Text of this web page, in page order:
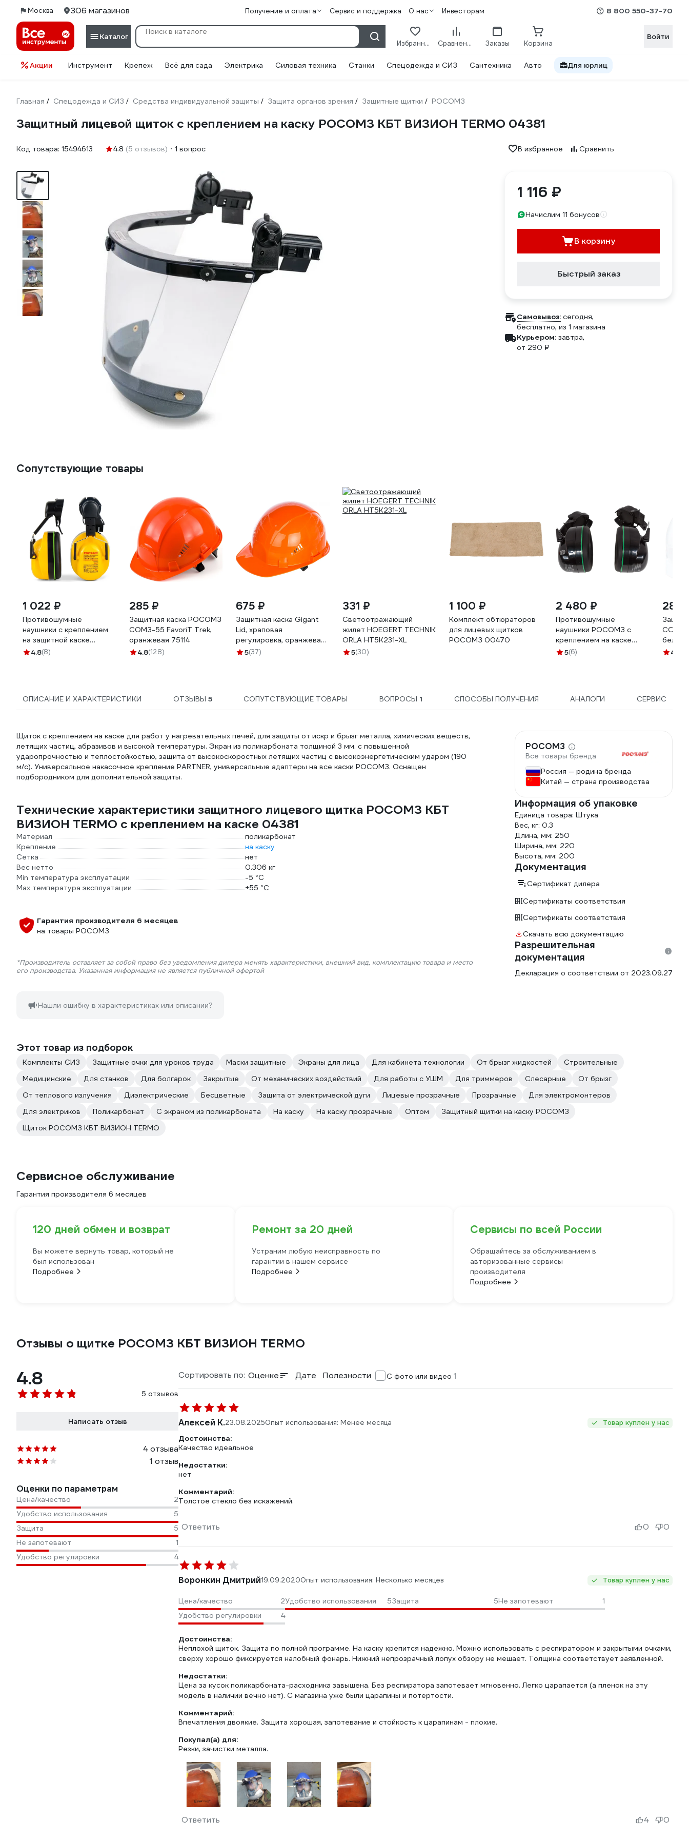
Москва 306 магазинов Получение и оплата Сервис и поддержка О нас Инвесторам 8 800 550-37-70
Каталог
Избранное Сравнение Заказы Корзина
Войти
Акции Инструмент Крепеж Всё для сада Электрика Силовая техника Станки Спецодежда и СИЗ Сантехника Авто Для юрлиц
Главная / Спецодежда и СИЗ / Средства индивидуальной защиты / Защита органов зрения / Защитные щитки / РОСОМЗ
Защитный лицевой щиток с креплением на каску РОСОМЗ КБТ ВИЗИОН TERMO 04381
Код товара: 15494613 4.8 (5 отзывов) 1 вопрос В избранное Сравнить
1 116 ₽
Начислим 11 бонусов
В корзину
Быстрый заказ
Самовывоз: сегодня,
бесплатно, из 1 магазина
Курьером: завтра,
от 290 ₽
Сопутствующие товары
1 022 ₽
Противошумные
наушники с креплением
на защитной каске
РОСОМЗ СОМЗ-77
4.8(8)
285 ₽
Защитная каска РОСОМЗ
СОМЗ-55 FavoriT Trek,
оранжевая 75114
4.8(128)
675 ₽
Защитная каска Gigant
Lid, храповая
регулировка, оранжевая
GHL-21
5(37)
331 ₽
Светоотражающий
жилет HOEGERT TECHNIK
ORLA HT5K231-XL
5(30)
1 100 ₽
Комплект обтюраторов
для лицевых щитков
РОСОМЗ 00470
2 480 ₽
Противошумные
наушники РОСОМЗ с
креплением на каске
защитной СОМЗ-77
5(6)
285
СОМЗ-
белая
4.8
ОПИСАНИЕ И ХАРАКТЕРИСТИКИ ОТЗЫВЫ 5 СОПУТСТВУЮЩИЕ ТОВАРЫ ВОПРОСЫ 1 СПОСОБЫ ПОЛУЧЕНИЯ АНАЛОГИ СЕРВИС
Щиток с креплением на каске для работ у нагревательных печей, для защиты от искр и брызг металла, химических веществ,
летящих частиц, абразивов и высокой температуры. Экран из поликарбоната толщиной 3 мм. с повышенной
ударопрочностью и теплостойкостью, защита от высокоскоростных летящих частиц с высокоэнергетическим ударом (190
м/с). Универсальное накасочное крепление PARTNER, универсальные адаптеры на все каски РОСОМЗ. Оснащен
подбородником для дополнительной защиты.
Технические характеристики защитного лицевого щитка РОСОМЗ КБТ
ВИЗИОН TERMO с креплением на каске 04381
Материал
поликарбонат
Крепление
на каску
Сетка
нет
Вес нетто
0.306 кг
Min температура эксплуатации
-5 °С
Max температура эксплуатации
+55 °С
Гарантия производителя 6 месяцев
на товары РОСОМЗ
*Производитель оставляет за собой право без уведомления дилера менять характеристики, внешний вид, комплектацию товара и место
его производства. Указанная информация не является публичной офертой
Нашли ошибку в характеристиках или описании?
РОСОМЗ
Все товары бренда
Россия — родина бренда
Китай — страна производства
Информация об упаковке
Единица товара: Штука
Вес, кг: 0.3
Длина, мм: 250
Ширина, мм: 220
Высота, мм: 200
Документация
Сертификат дилера
Сертификаты соответствия
Сертификаты соответствия
Скачать всю документацию
Разрешительная
документация
Декларация о соответствии от 2023.09.27
Этот товар из подборок
Комплекты СИЗ Защитные очки для уроков труда Маски защитные Экраны для лица Для кабинета технологии От брызг жидкостей
Строительные
Медицинские
Для станков Для болгарок Закрытые От механических воздействий Для работы с УШМ Для триммеров Слесарные
От брызг
От теплового излучения
Диэлектрические Бесцветные Защита от электрической дуги Лицевые прозрачные Прозрачные
Для электромонтеров
Для электриков
Поликарбонат С экраном из поликарбоната На каску На каску прозрачные Оптом
Защитный щитки на каску РОСОМЗ
Щиток РОСОМЗ КБТ ВИЗИОН TERMO
Сервисное обслуживание
Гарантия производителя 6 месяцев
120 дней обмен и возврат
Вы можете вернуть товар, который не
был использован
Подробнее
Ремонт за 20 дней
Устраним любую неисправность по
гарантии в нашем сервисе
Подробнее
Сервисы по всей России
Обращайтесь за обслуживанием в
авторизованные сервисы
производителя
Подробнее
Отзывы о щитке РОСОМЗ КБТ ВИЗИОН TERMO
4.8
5 отзывов
Написать отзыв
4 отзыва
1 отзыв
Оценки по параметрам
Цена/качество
2
Удобство использования
5
Защита
5
Не запотевают
1
Удобство регулировки
4
Сортировать по: Оценке Дате Полезности С фото или видео 1
Алексей К.23.08.2025Опыт использования: Менее месяца Товар куплен у нас
Достоинства:
Качество идеальное
Недостатки:
нет
Комментарий:
Толстое стекло без искажений.
Ответить 0 0
Воронкин Дмитрий19.09.2020Опыт использования: Несколько месяцев Товар куплен у нас
Цена/качество 2Удобство использования 5Защита 5Не запотевают
1
Удобство регулировки
4
Достоинства:
Неплохой щиток. Защита по полной программе. На каску крепится надежно. Можно использовать с респиратором и закрытыми очками,
сверху хорошо фиксируется налобный фонарь. Нижний непрозрачный лопух обзору не мешает. Толщина соответствует заявленной.
Недостатки:
Цена за кусок поликарбоната-расходника завышена. Без респиратора запотевает мгновенно. Легко царапается (а пленок на эту
модель в наличии вечно нет). С магазина уже были царапины и потертости.
Комментарий:
Впечатления двоякие. Защита хорошая, запотевание и стойкость к царапинам - плохие.
Покупал(а) для:
Резки, зачистки металла.
Ответить 4 0